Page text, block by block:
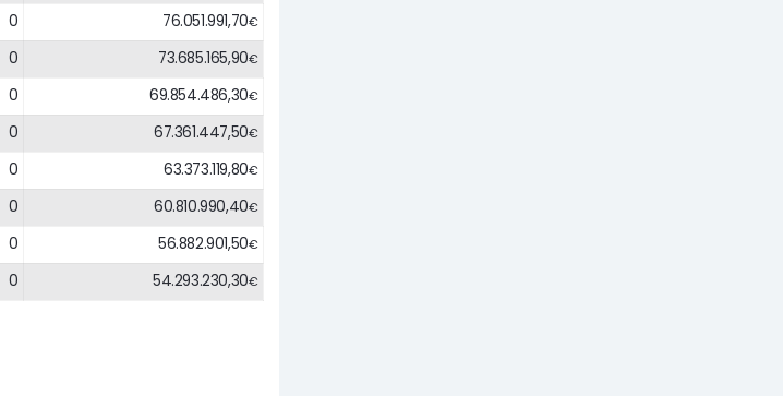
0 76.051.991,70€
0 73.685.165,90€
0 69.854.486,30€
0 67.361.447,50€
0 63.373.119,80€
0 60.810.990,40€
0 56.882.901,50€
0 54.293.230,30€